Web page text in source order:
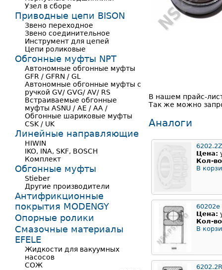
В нашем прайс-
Так же можно
Аналоги
6202.2Z
Цена:
Кол-
В
60202е
Цена:
Кол-
В
Узел в сборе
Приводные цепи BISON
Звено переходное
Звено соединительное
Инструмент для цепей
Цепи роликовые
Обгонные муфты NPT
Автономные обгонные муфты
GFR / GFRN / GL
Автономные обгонные муфты с
ручкой GV/ GVG/ AV/ RS
Встраиваемые обгонные
муфты ASNU / AE / AA /
Обгонные шариковые муфты
CSK / UK
Линейные направляющие
HIWIN
IKO, INA, SKF, BOSCH
Комплект
Обгонные муфты
Stieber
Другие производители
Антифрикционные
покрытия MODENGY
Опорные ролики
Смазочные материалы
EFELE
Жидкости для вакуумных
насосов
СОЖ